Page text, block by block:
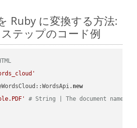
Ruby に変換する方法:
テップのコード例
new
# String | The document name.